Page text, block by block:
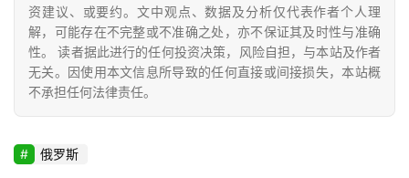
专
题
区
频
资建议、或要约。文中观点、数据及分析仅代表作者个人理
解，可能存在不完整或不准确之处，亦不保证其及时性与准确
性。 读者据此进行的任何投资决策，风险自担，与本站及作者
无关。因使用本文信息所导致的任何直接或间接损失，本站概
不承担任何法律责任。
俄罗斯